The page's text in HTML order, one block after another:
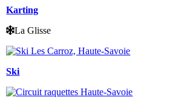
Karting
La Glisse
Ski